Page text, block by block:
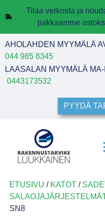
Tilaa verkosta ja
pakkaamme
AHOLAHDEN MYYMÄLÄ
044 985 8345
LAASALAN MYYMÄLÄ
0443173532
PYYDÄ
ETUSIVU / KATOT/
SN8